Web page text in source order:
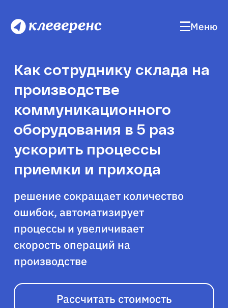
Меню
Как сотруднику склада на
производстве
коммуникационного
оборудования в 5 раз
ускорить процессы
приемки и прихода
решение сокращает количество
ошибок, автоматизирует
процессы и увеличивает
скорость операций на
производстве
Рассчитать стоимость